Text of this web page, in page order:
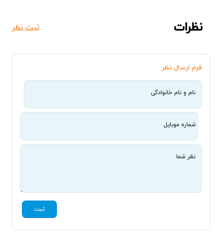
نظرات ثبت نظر
فرم ارسال نظر
نام و نام خانوادگی
شماره موبایل
نظر شما
ثبت